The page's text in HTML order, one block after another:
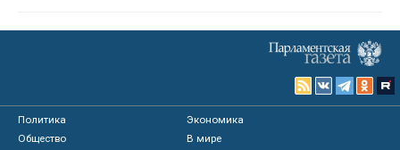
Политика
Экономика
Общество
В мире